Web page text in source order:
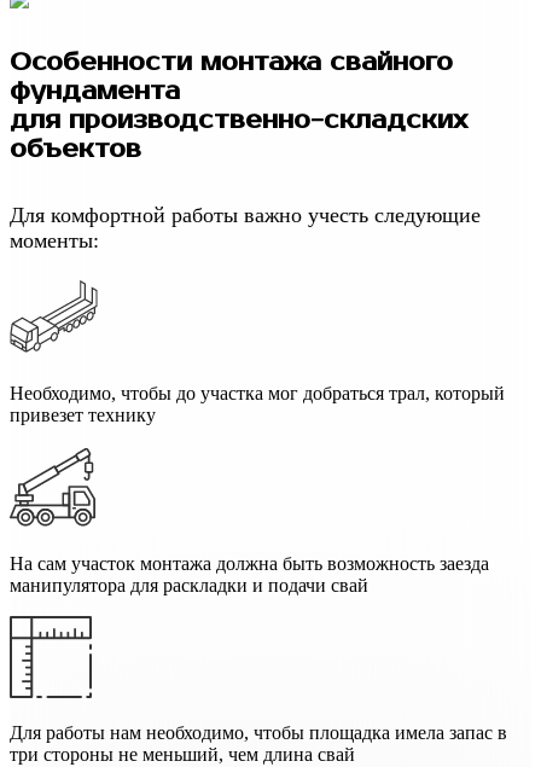
Особенности монтажа свайного
фундамента
для производственно-складских
объектов
Для комфортной работы важно учесть следующие
моменты:
Необходимо, чтобы до участка мог добраться трал, который
привезет технику
На сам участок монтажа должна быть возможность заезда
манипулятора для раскладки и подачи свай
Для работы нам необходимо, чтобы площадка имела запас в
три стороны не меньший, чем длина свай